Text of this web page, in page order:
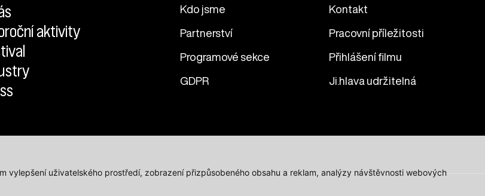
vylepšení uživatelského prostředí, zobrazení přizpůsobeného obsahu a reklam, analýzy návštěvnosti webových
aktivity
Kdo jsme Kontakt
Partnerství Pracovní příležitosti
Programové sekce Přihlášení filmu
GDPR Ji.hlava udržitelná